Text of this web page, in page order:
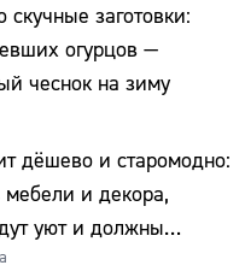
скучные заготовки:
огурцов —
чеснок на зиму
дёшево и старомодно:
и декора,
уют и должны
свалку прямо сейчас